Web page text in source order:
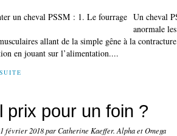
Un cheval
anormale
allant de la simple gêne à la
en jouant sur l’alimentation....
prix pour un foin ?
février 2018par Catherine Kaeffer. Alpha et Omega